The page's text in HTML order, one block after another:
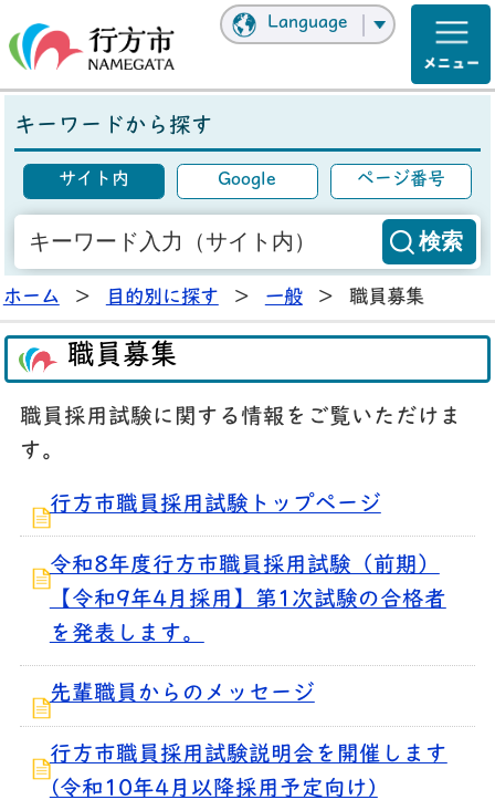
Language
キーワードから探す
サイト内 Google ページ番号
ホーム > 目的別に探す > 一般 > 職員募集
職員募集
職員採用試験に関する情報をご覧いただけま
す。
行方市職員採用試験トップページ
令和8年度行方市職員採用試験（前期）
【令和9年4月採用】第1次試験の合格者
を発表します。
先輩職員からのメッセージ
行方市職員採用試験説明会を開催します
(令和10年4月以降採用予定向け)